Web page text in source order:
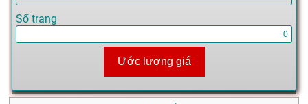
Số trang
Ước lượng giá